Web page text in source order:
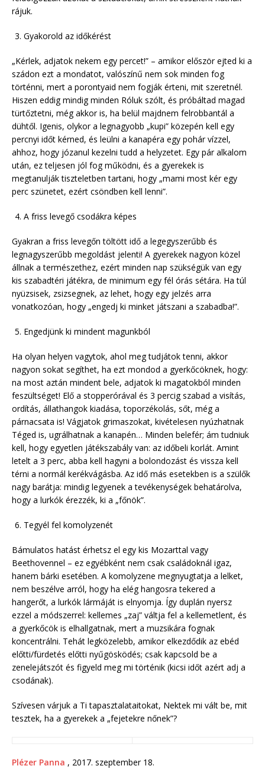
rájuk.
Gyakorold az időkérést
„Kérlek, adjatok nekem egy percet!” – amikor először ejted ki a
szádon ezt a mondatot, valószínű nem sok minden fog
történni, mert a porontyaid nem fogják érteni, mit szeretnél.
Hiszen eddig mindig minden Róluk szólt, és próbáltad magad
türtőztetni, még akkor is, ha belül majdnem felrobbantál a
dühtől. Igenis, olykor a legnagyobb „kupi” közepén kell egy
percnyi időt kérned, és leülni a kanapéra egy pohár vízzel,
ahhoz, hogy józanul kezelni tudd a helyzetet. Egy pár alkalom
után, ez teljesen jól fog működni, és a gyerekek is
megtanulják tiszteletben tartani, hogy „mami most kér egy
perc szünetet, ezért csöndben kell lenni”.
A friss levegő csodákra képes
Gyakran a friss levegőn töltött idő a legegyszerűbb és
legnagyszerűbb megoldást jelenti! A gyerekek nagyon közel
állnak a természethez, ezért minden nap szükségük van egy
kis szabadtéri játékra, de minimum egy fél órás sétára. Ha túl
nyüzsisek, zsizsegnek, az lehet, hogy egy jelzés arra
vonatkozóan, hogy „engedj ki minket játszani a szabadba!”.
Engedjünk ki mindent magunkból
Ha olyan helyen vagytok, ahol meg tudjátok tenni, akkor
nagyon sokat segíthet, ha ezt mondod a gyerkőcöknek, hogy:
na most aztán mindent bele, adjatok ki magatokból minden
feszültséget! Elő a stopperórával és 3 percig szabad a visítás,
ordítás, állathangok kiadása, toporzékolás, sőt, még a
párnacsata is! Vágjatok grimaszokat, kivételesen nyúzhatnak
Téged is, ugrálhatnak a kanapén… Minden belefér; ám tudniuk
kell, hogy egyetlen játékszabály van: az időbeli korlát. Amint
letelt a 3 perc, abba kell hagyni a bolondozást és vissza kell
térni a normál kerékvágásba. Az idő más esetekben is a szülők
nagy barátja: mindig legyenek a tevékenységek behatárolva,
hogy a lurkók érezzék, ki a „főnök”.
Tegyél fel komolyzenét
Bámulatos hatást érhetsz el egy kis Mozarttal vagy
Beethovennel – ez egyébként nem csak családoknál igaz,
hanem bárki esetében. A komolyzene megnyugtatja a lelket,
nem beszélve arról, hogy ha elég hangosra tekered a
hangerőt, a lurkók lármáját is elnyomja. Így duplán nyersz
ezzel a módszerrel: kellemes „zaj” váltja fel a kellemetlent, és
a gyerkőcök is elhallgatnak, mert a muzsikára fognak
koncentrálni. Tehát legközelebb, amikor elkezdődik az ebéd
előtti/fürdetés előtti nyűgösködés; csak kapcsold be a
zenelejátszót és figyeld meg mi történik (kicsi időt azért adj a
csodának).
Szívesen várjuk a Ti tapasztalataitokat, Nektek mi vált be, mit
tesztek, ha a gyerekek a „fejetekre nőnek”?
Plézer Panna , 2017. szeptember 18.